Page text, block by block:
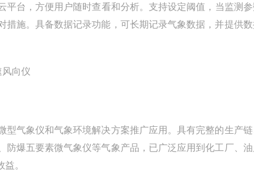
台，方便用户随时查看和分析。支持设定阈值，当监测
施。具备数据记录功能，可长期记录气象数据，并提供
气象仪和气象环境解决方案推广应用。具有完整的生产
爆五要素微气象仪等气象产品，已广泛应用到化工厂、
。